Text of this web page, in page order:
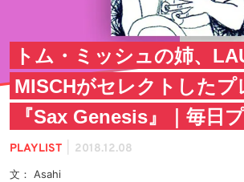
トム・ミッシュの姉、
MISCHがセレクトしたプ
『Sax Genesis』｜毎日
PLAYLIST 2018.12.08
文： Asahi